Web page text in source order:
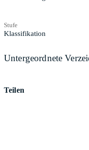
Stufe
Klassifikation
Untergeordnete
Teilen